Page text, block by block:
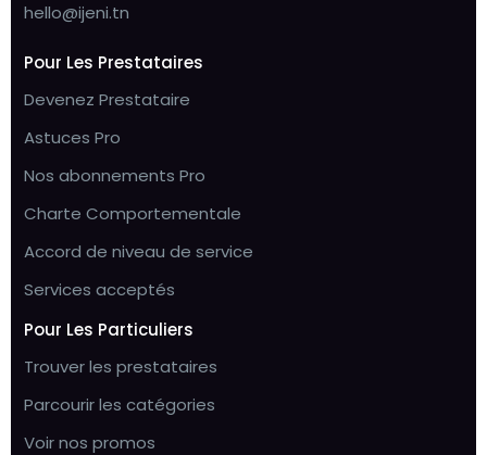
hello@ijeni.tn
Pour Les Prestataires
Devenez Prestataire
Astuces Pro
Nos abonnements Pro
Charte Comportementale
Accord de niveau de service
Services acceptés
Pour Les Particuliers
Trouver les prestataires
Parcourir les catégories
Voir nos promos